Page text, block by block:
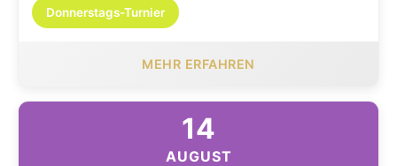
Donnerstags-Turnier
MEHR ERFAHREN
14
AUGUST